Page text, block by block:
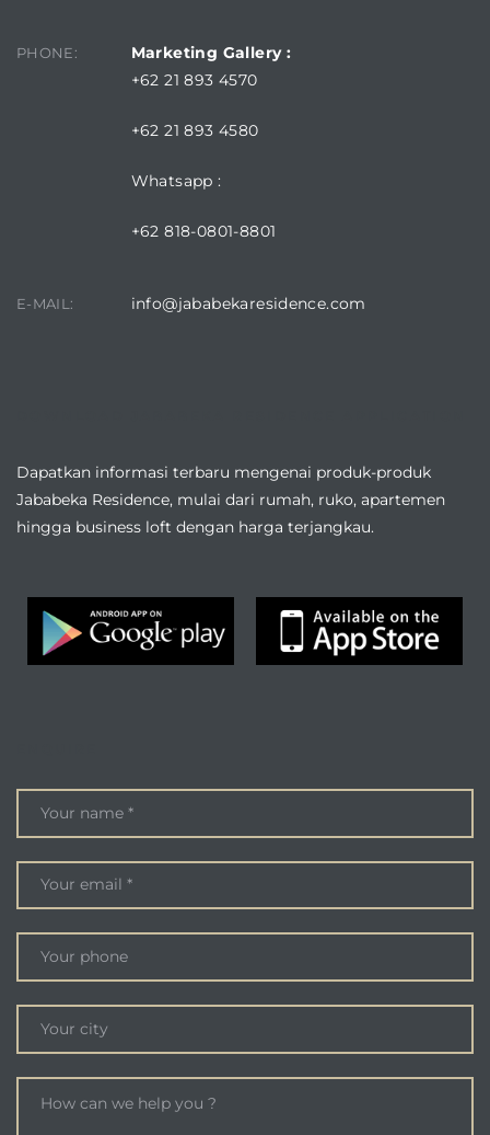
PHONE:
Marketing Gallery :
+62 21 893 4570
+62 21 893 4580
Whatsapp :
+62 818-0801-8801
E-MAIL: info@jababekaresidence.com
Dapatkan informasi terbaru mengenai produk-produk
Jababeka Residence, mulai dari rumah, ruko, apartemen
hingga business loft dengan harga terjangkau.